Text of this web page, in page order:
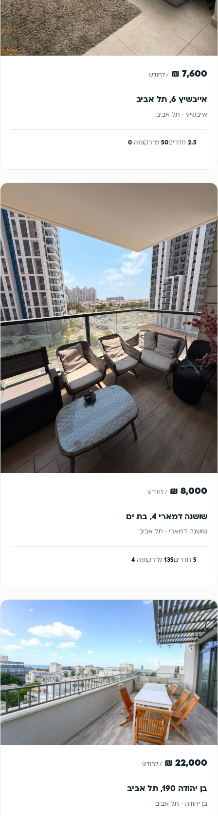
7,600 ₪ / לחודש
אייבשיץ 6, תל אביב
אייבשיץ · תל אביב
2.5 חדרים50 מ"רקומה0
8,000 ₪ / לחודש
שושנה דמארי 4, בת ים
שושנה דמארי · תל אביב
5 חדרים135 מ"רקומה4
22,000 ₪ / לחודש
בן יהודה 190, תל אביב
בן יהודה · תל אביב